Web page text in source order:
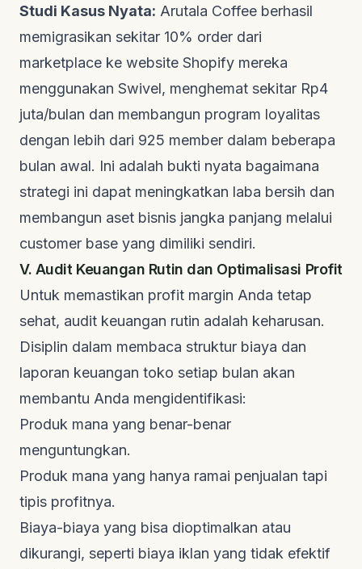
Studi Kasus Nyata: Arutala Coffee berhasil
memigrasikan sekitar 10% order dari
marketplace ke website Shopify mereka
menggunakan Swivel, menghemat sekitar Rp4
juta/bulan dan membangun program loyalitas
dengan lebih dari 925 member dalam beberapa
bulan awal. Ini adalah bukti nyata bagaimana
strategi ini dapat meningkatkan laba bersih dan
membangun aset bisnis jangka panjang melalui
customer base yang dimiliki sendiri.
V. Audit Keuangan Rutin dan Optimalisasi Profit
Untuk memastikan profit margin Anda tetap
sehat, audit keuangan rutin adalah keharusan.
Disiplin dalam membaca struktur biaya dan
laporan keuangan toko setiap bulan akan
membantu Anda mengidentifikasi:
Produk mana yang benar-benar
menguntungkan.
Produk mana yang hanya ramai penjualan tapi
tipis profitnya.
Biaya-biaya yang bisa dioptimalkan atau
dikurangi, seperti biaya iklan yang tidak efektif